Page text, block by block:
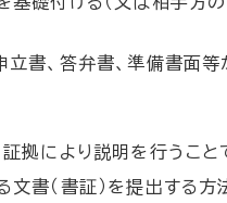
書、答弁書、準備書面等
拠により説明を行うこと
書（書証）を提出する方